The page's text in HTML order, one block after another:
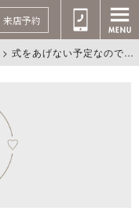
来店予約
>式をあげない予定なので、結婚指輪を買うか悩んでいます。結婚指輪ってかなず必要ですか？